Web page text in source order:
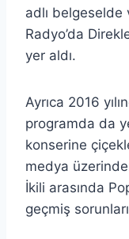
adlı belgeselde
Radyo’da
yer aldı.
Ayrıca 2016
programda da
konserine
medya
İkili arasında
geçmiş